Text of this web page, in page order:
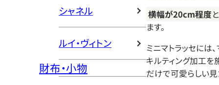
シャネル
ルイ・ヴィトン
財布・小物
横幅が20cm程度と
ます。
ミニマトラッセには
キルティング加工を
だけで可愛らしい